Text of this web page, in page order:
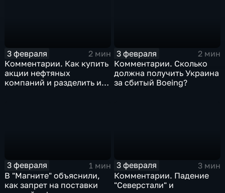
3 февраля
2 мин
Комментарии. Как купить
акции нефтяных
компаний и разделить их
3 февраля
2 мин
Комментарии. Сколько
должна получить Украина
за сбитый Boeing?
3 февраля
1 мин
В "Магните" объяснили,
как запрет на поставки
3 февраля
3 мин
Комментарии. Падение
"Северстали" и